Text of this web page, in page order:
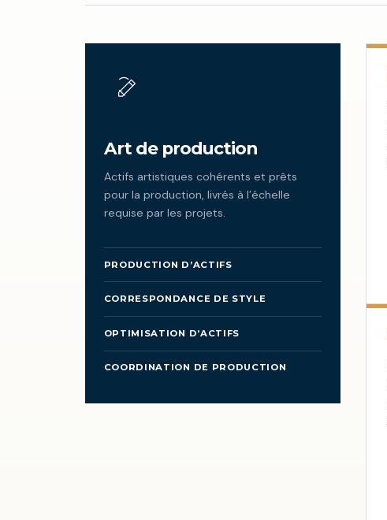
Art de production
Actifs artistiques cohérents et prêts
pour la production, livrés à l’échelle
requise par les projets.
PRODUCTION D’ACTIFS
CORRESPONDANCE DE STYLE
OPTIMISATION D’ACTIFS
COORDINATION DE PRODUCTION